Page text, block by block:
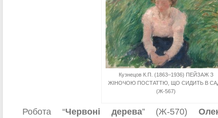
Кузнецов К.П. (1863–1936) ПЕЙЗАЖ З
ЖІНОЧОЮ ПОСТАТТЮ, ЩО СИДИТЬ В
(Ж-567)
Робота “Червоні дерева” (Ж-570)